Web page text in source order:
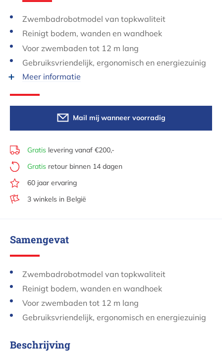
Zwembadrobotmodel van topkwaliteit
Reinigt bodem, wanden en wandhoek
Voor zwembaden tot 12 m lang
Gebruiksvriendelijk, ergonomisch en energiezuinig
Meer informatie
Mail mij wanneer voorradig
Gratis levering vanaf €200,-
Gratis retour binnen 14 dagen
60 jaar ervaring
3 winkels in België
Samengevat
Zwembadrobotmodel van topkwaliteit
Reinigt bodem, wanden en wandhoek
Voor zwembaden tot 12 m lang
Gebruiksvriendelijk, ergonomisch en energiezuinig
Beschrijving